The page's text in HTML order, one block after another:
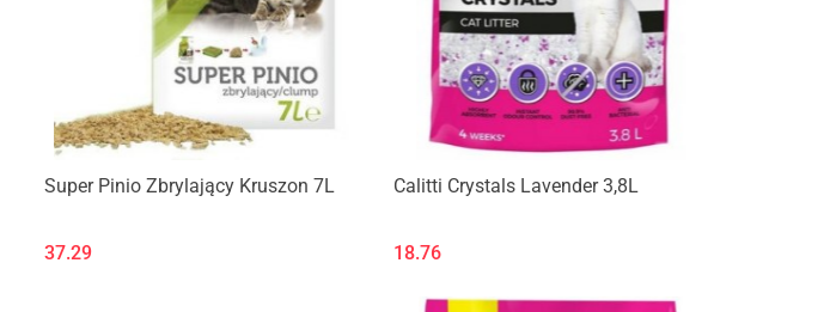
Super Pinio Zbrylający Kruszon 7L
37.29
Calitti Crystals Lavender 3,8L
18.76